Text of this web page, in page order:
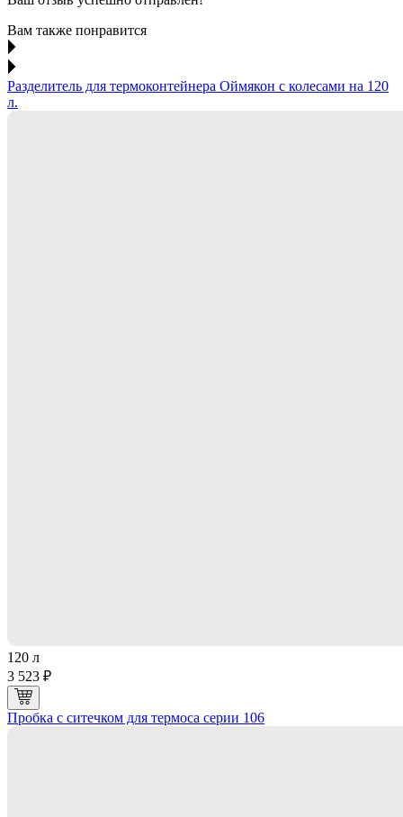
Вам также понравится
Разделитель для термоконтейнера Оймякон с колесами на 120
л.
120 л
3 523 ₽
Пробка с ситечком для термоса серии 106